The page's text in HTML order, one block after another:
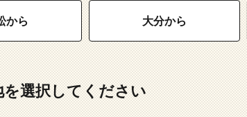
から 大分から
を選択してください